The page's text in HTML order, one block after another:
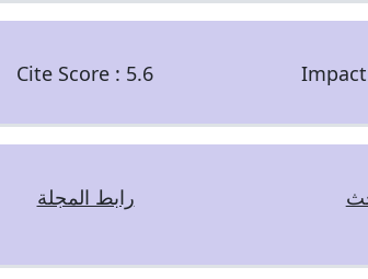
Cite Score : 5.6
رابط المجلة